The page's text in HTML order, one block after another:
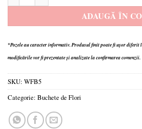
ADAUGĂ ÎN
*Pozele au caracter informativ.Produsul finit poate fi ușor diferit
modificările vor fi prezentate și analizate la confirmarea comenzii.
SKU: WFB5
Categorie: Buchete de Flori